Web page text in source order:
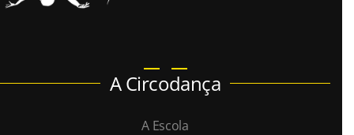
A Circodança
A Escola